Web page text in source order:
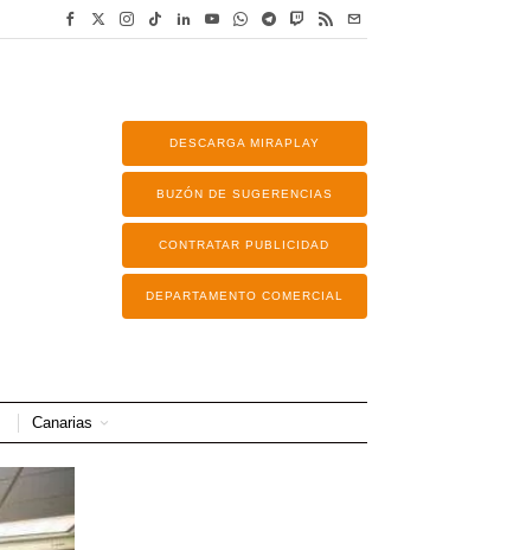
DESCARGA MIRAPLAY
BUZÓN DE SUGERENCIAS
CONTRATAR PUBLICIDAD
DEPARTAMENTO COMERCIAL
Canarias